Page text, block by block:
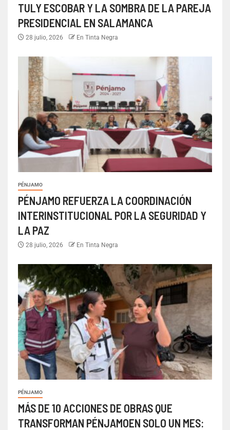
TULY ESCOBAR Y LA SOMBRA DE LA PAREJA
PRESIDENCIAL EN SALAMANCA
28 julio, 2026 En Tinta Negra
PÉNJAMO
PÉNJAMO REFUERZA LA COORDINACIÓN
INTERINSTITUCIONAL POR LA SEGURIDAD Y
LA PAZ
28 julio, 2026 En Tinta Negra
PÉNJAMO
MÁS DE 10 ACCIONES DE OBRAS QUE
TRANSFORMAN PÉNJAMOEN SOLO UN MES: